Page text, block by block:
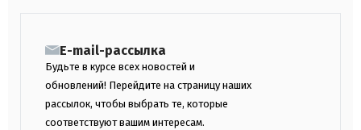
E-mail-рассылка
Будьте в курсе всех новостей и
обновлений! Перейдите на страницу наших
рассылок, чтобы выбрать те, которые
соответствуют вашим интересам.